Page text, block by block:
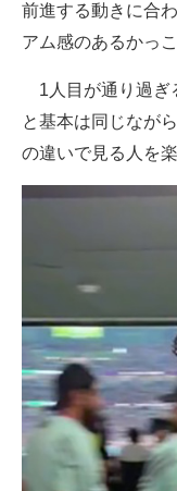
前進する動きに合
アム感のあるかっ
1人目が通り過ぎ
と基本は同じなが
の違いで見る人を